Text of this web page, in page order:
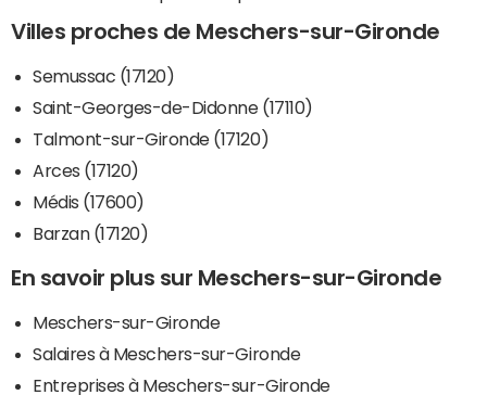
Villes proches de Meschers-sur-Gironde
Semussac (17120)
Saint-Georges-de-Didonne (17110)
Talmont-sur-Gironde (17120)
Arces (17120)
Médis (17600)
Barzan (17120)
En savoir plus sur Meschers-sur-Gironde
Meschers-sur-Gironde
Salaires à Meschers-sur-Gironde
Entreprises à Meschers-sur-Gironde